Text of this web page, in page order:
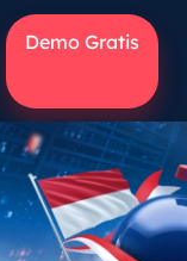
Demo Gratis